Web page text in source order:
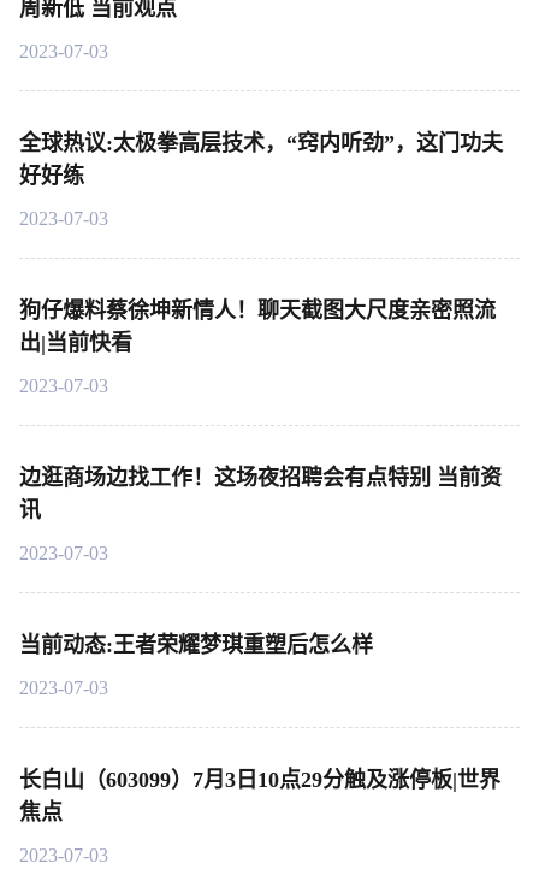
周新低 当前观点
2023-07-03
全球热议:太极拳高层技术，“窍内听劲”，这门功夫
好好练
2023-07-03
狗仔爆料蔡徐坤新情人！聊天截图大尺度亲密照流
出|当前快看
2023-07-03
边逛商场边找工作！这场夜招聘会有点特别 当前资
讯
2023-07-03
当前动态:王者荣耀梦琪重塑后怎么样
2023-07-03
长白山（603099）7月3日10点29分触及涨停板|世界
焦点
2023-07-03